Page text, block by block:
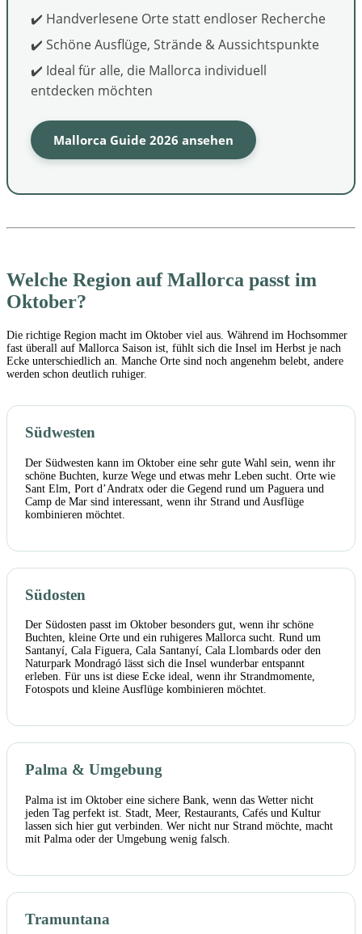
✔️ Handverlesene Orte statt endloser Recherche
✔️ Schöne Ausflüge, Strände & Aussichtspunkte
✔️ Ideal für alle, die Mallorca individuell
entdecken möchten
Mallorca Guide 2026 ansehen
Welche Region auf Mallorca passt im
Oktober?
Die richtige Region macht im Oktober viel aus. Während im Hochsommer
fast überall auf Mallorca Saison ist, fühlt sich die Insel im Herbst je nach
Ecke unterschiedlich an. Manche Orte sind noch angenehm belebt, andere
werden schon deutlich ruhiger.
Südwesten
Der Südwesten kann im Oktober eine sehr gute Wahl sein, wenn ihr
schöne Buchten, kurze Wege und etwas mehr Leben sucht. Orte wie
Sant Elm, Port d’Andratx oder die Gegend rund um Paguera und
Camp de Mar sind interessant, wenn ihr Strand und Ausflüge
kombinieren möchtet.
Südosten
Der Südosten passt im Oktober besonders gut, wenn ihr schöne
Buchten, kleine Orte und ein ruhigeres Mallorca sucht. Rund um
Santanyí, Cala Figuera, Cala Santanyí, Cala Llombards oder den
Naturpark Mondragó lässt sich die Insel wunderbar entspannt
erleben. Für uns ist diese Ecke ideal, wenn ihr Strandmomente,
Fotospots und kleine Ausflüge kombinieren möchtet.
Palma & Umgebung
Palma ist im Oktober eine sichere Bank, wenn das Wetter nicht
jeden Tag perfekt ist. Stadt, Meer, Restaurants, Cafés und Kultur
lassen sich hier gut verbinden. Wer nicht nur Strand möchte, macht
mit Palma oder der Umgebung wenig falsch.
Tramuntana